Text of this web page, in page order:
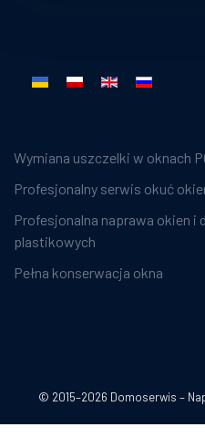
Wybierz swój język
Wymiana uszczelki w oknach
Profesjonalny serwis okuć
Profesjonalna naprawa okien i
plastikowych
Pełna konserwacja okna
© 2015–2026 Domoserwis –